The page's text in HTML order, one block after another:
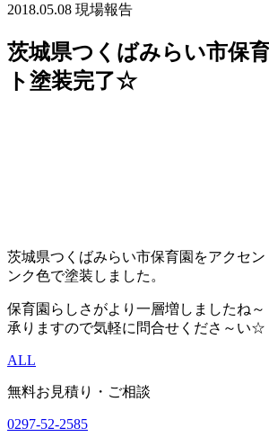
2018.05.08 現場報告
茨城県つくばみらい市保
ト塗装完了☆
茨城県つくばみらい市保育園をアクセ
ンク色で塗装しました。
保育園らしさがより一層増しましたね
承りますので気軽に問合せくださ～い☆
ALL
無料お見積り・ご相談
0297-52-2585